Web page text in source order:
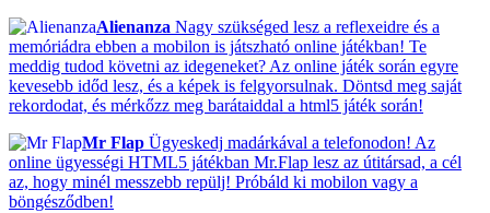
Alienanza Nagy szükséged lesz a reflexeidre és a
memóriádra ebben a mobilon is játszható online játékban! Te
meddig tudod követni az idegeneket? Az online játék során egyre
kevesebb időd lesz, és a képek is felgyorsulnak. Döntsd meg saját
rekordodat, és mérkőzz meg barátaiddal a html5 játék során!
Mr Flap Ügyeskedj madárkával a telefonodon! Az
online ügyességi HTML5 játékban Mr.Flap lesz az útitársad, a cél
az, hogy minél messzebb repülj! Próbáld ki mobilon vagy a
böngésződben!